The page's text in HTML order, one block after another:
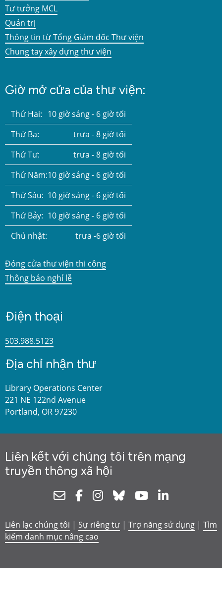
Tư tưởng MCL
Quản trị
Thông tin từ Tổng Giám đốc Thư viện
Chung tay xây dựng thư viện
Giờ mở cửa của thư viện:
Thứ Hai: 10 giờ sáng - 6 giờ tối
Thứ Ba:
trưa - 8 giờ tối
Thứ Tư:
trưa - 8 giờ tối
Thứ Năm:10 giờ sáng - 6 giờ tối
Thứ Sáu: 10 giờ sáng - 6 giờ tối
Thứ Bảy: 10 giờ sáng - 6 giờ tối
Chủ nhật:
trưa -6 giờ tối
Đóng cửa thư viện thi công
Thông báo nghỉ lễ
Điện thoại
503.988.5123
Địa chỉ nhận thư
Library Operations Center
221 NE 122nd Avenue
Portland, OR 97230
Liên kết với chúng tôi trên mạng
truyền thông xã hội
NewsletterFacebookInstagram
Bluesky Youtube
Liên lạc chúng tôi | Sự riêng tư | Trợ năng sử dụng | Tìm
kiếm danh mục nâng cao